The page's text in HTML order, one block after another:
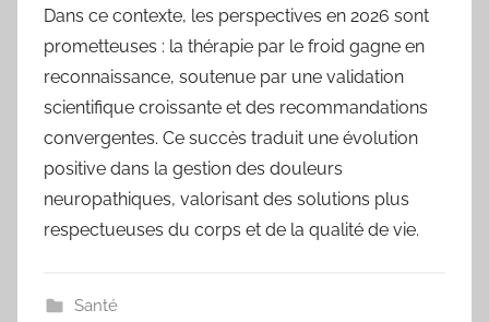
Dans ce contexte, les perspectives en 2026 sont
prometteuses : la thérapie par le froid gagne en
reconnaissance, soutenue par une validation
scientifique croissante et des recommandations
convergentes. Ce succès traduit une évolution
positive dans la gestion des douleurs
neuropathiques, valorisant des solutions plus
respectueuses du corps et de la qualité de vie.
Santé